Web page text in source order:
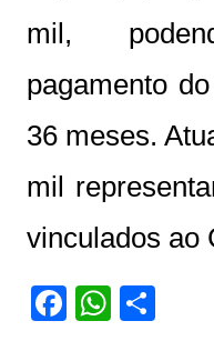
mil,
pagamento
36 meses.
mil
vinculados ao
F W S